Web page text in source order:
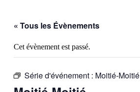
« Tous les Évènements
Cet évènement est passé.
Série d'événement : Moitié-Moitié